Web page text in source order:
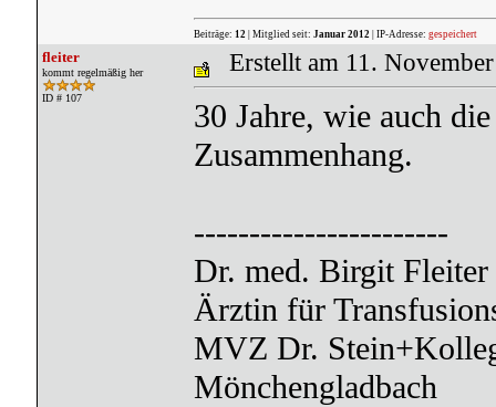
Beiträge: 12| Mitglied seit: Januar 2012| IP-Adresse: gespeichert
fleiter
kommt regelmäßig her
ID # 107
Erstellt am 11.
30 Jahre, wie auch
Zusammenhang.
-----------------------
Dr. med. Birgit Fleiter
Ärztin für
MVZ Dr.
Mönchengladbach